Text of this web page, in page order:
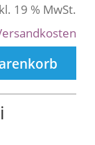
19 % MwSt.